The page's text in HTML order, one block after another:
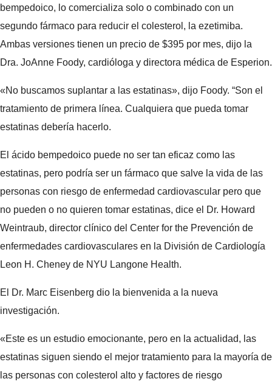
bempedoico, lo comercializa solo o combinado con un
segundo fármaco para reducir el colesterol, la ezetimiba.
Ambas versiones tienen un precio de $395 por mes, dijo la
Dra. JoAnne Foody, cardióloga y directora médica de Esperion.
«No buscamos suplantar a las estatinas», dijo Foody. “Son el
tratamiento de primera línea. Cualquiera que pueda tomar
estatinas debería hacerlo.
El ácido bempedoico puede no ser tan eficaz como las
estatinas, pero podría ser un fármaco que salve la vida de las
personas con riesgo de enfermedad cardiovascular pero que
no pueden o no quieren tomar estatinas, dice el Dr. Howard
Weintraub, director clínico del Center for the Prevención de
enfermedades cardiovasculares en la División de Cardiología
Leon H. Cheney de NYU Langone Health.
El Dr. Marc Eisenberg dio la bienvenida a la nueva
investigación.
«Este es un estudio emocionante, pero en la actualidad, las
estatinas siguen siendo el mejor tratamiento para la mayoría de
las personas con colesterol alto y factores de riesgo